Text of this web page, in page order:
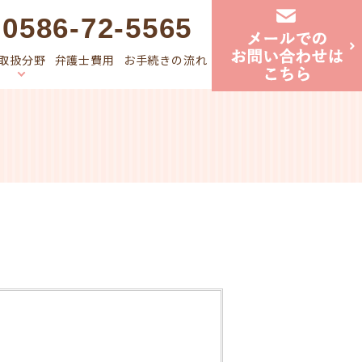
扱分野 弁護士費用 お手続きの流れ
0586-72-5565